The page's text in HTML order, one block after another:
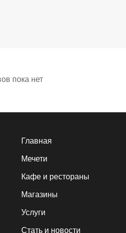
пока нет
Главная
Мечети
Кафе и рестораны
Магазины
Услуги
Стать и новости